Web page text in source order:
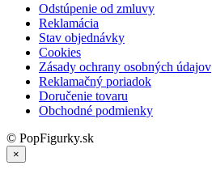
Odstúpenie od zmluvy
Reklamácia
Stav objednávky
Cookies
Zásady ochrany osobných údajov
Reklamačný poriadok
Doručenie tovaru
Obchodné podmienky
© PopFigurky.sk
×